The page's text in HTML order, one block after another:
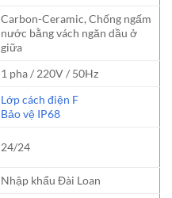
Carbon-Ceramic, Chống ngấm
nước bằng vách ngăn dầu ở
giữa
1 pha / 220V / 50Hz
Lớp cách điện F
Bảo vệ IP68
24/24
Nhập khẩu Đài Loan